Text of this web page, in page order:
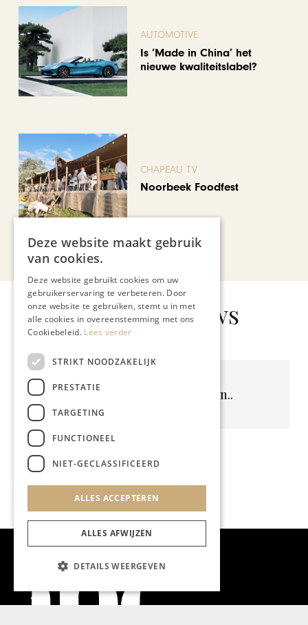
AUTOMOTIVE
Is ‘Made in China’ het
nieuwe kwaliteitslabel?
CHAPEAU TV
Noorbeek Foodfest
Bekijk alle artikelen
Gerelateerd nieuws
Geen resultaten gevonden..
Deze website maakt gebruik
van cookies.
Deze website gebruikt cookies om uw
gebruikerservaring te verbeteren. Door
onze website te gebruiken, stemt u in met
alle cookies in overeenstemming met ons
Cookiebeleid. Lees verder
STRIKT NOODZAKELIJK
PRESTATIE
TARGETING
FUNCTIONEEL
NIET-GECLASSIFICEERD
ALLES ACCEPTEREN
ALLES AFWIJZEN
DETAILS WEERGEVEN